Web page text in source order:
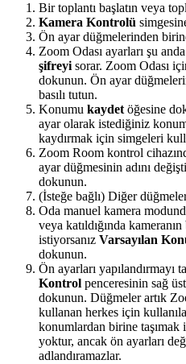
Bir toplantı başlatın veya
Kamera Kontrolü
Ön ayar düğmelerinden
Zoom Odası ayarları şu
şifreyi sorar. Zoom Odası
dokunun. Ön ayar
basılı tutun.
Konumu kaydet öğesine
ayar olarak istediğiniz
kaydırmak için simgeleri
Zoom Room kontrol
ayar düğmesinin adını
dokunun.
(İsteğe bağlı) Diğer
Oda manuel kamera
veya katıldığında
istiyorsanız Varsayılan
dokunun.
Ön ayarları yapılandırmayı
Kontrol penceresinin sağ
dokunun. Düğmeler artık
kullanan herkes için
konumlardan birine
yoktur, ancak ön ayarları
adlandıramazlar.